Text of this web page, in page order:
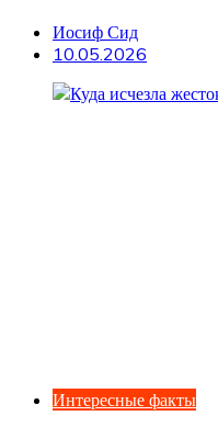
Иосиф Сид
10.05.2026
Интересные факты